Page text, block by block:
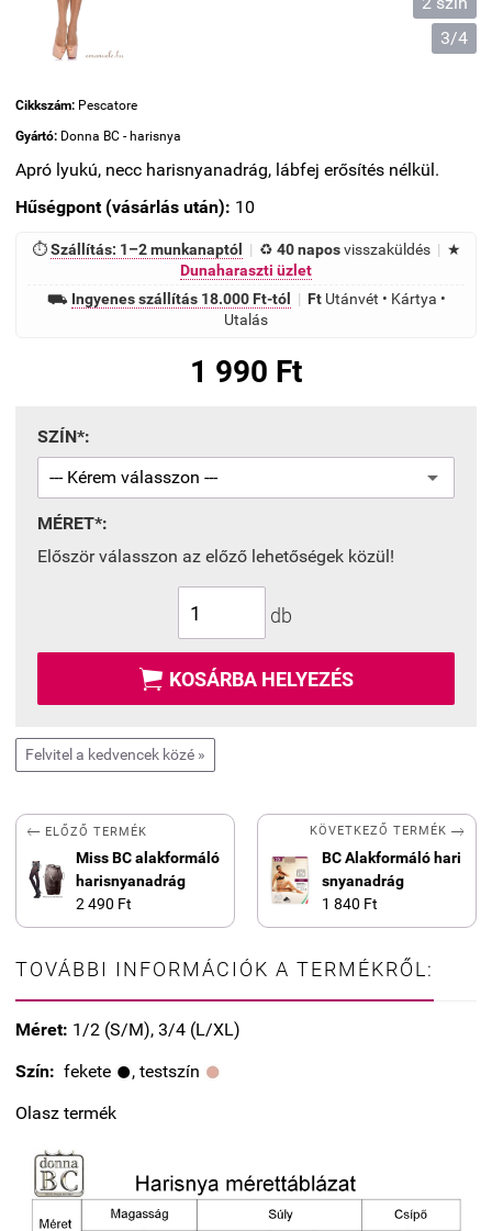
3/4
Cikkszám: Pescatore
Gyártó: Donna BC - harisnya
Apró lyukú, necc harisnyanadrág, lábfej erősítés nélkül.
Hűségpont (vásárlás után): 10
⏱Szállítás: 1–2 munkanaptól | ♻ 40 naposvisszaküldés | ★
Dunaharaszti üzlet
⛟ Ingyenes szállítás 18.000 Ft-tól | FtUtánvét • Kártya •
Utalás
1 990 Ft
SZÍN*:
MÉRET*:
Először válasszon az előző lehetőségek közül!
db
 KOSÁRBA HELYEZÉS
Felvitel a kedvencek közé »
 ELŐZŐ TERMÉK
Miss BC alakformáló
harisnyanadrág
2 490 Ft
KÖVETKEZŐ TERMÉK 
BC Alakformáló hari
snyanadrág
1 840 Ft
TOVÁBBI INFORMÁCIÓK A TERMÉKRŐL:
Méret: 1/2 (S/M), 3/4 (L/XL)
Szín: fekete
, testszín
Olasz termék